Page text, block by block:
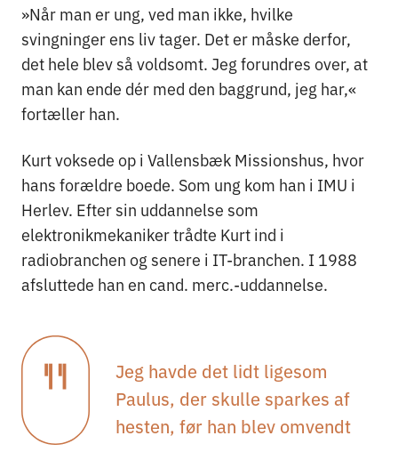
»Når man er ung, ved man ikke, hvilke
svingninger ens liv tager. Det er måske derfor,
det hele blev så voldsomt. Jeg forundres over, at
man kan ende dér med den baggrund, jeg har,«
fortæller han.
Kurt voksede op i Vallensbæk Missionshus, hvor
hans forældre boede. Som ung kom han i IMU i
Herlev. Efter sin uddannelse som
elektronikmekaniker trådte Kurt ind i
radiobranchen og senere i IT-branchen. I 1988
afsluttede han en cand. merc.-uddannelse.
Jeg havde det lidt ligesom
Paulus, der skulle sparkes af
hesten, før han blev omvendt